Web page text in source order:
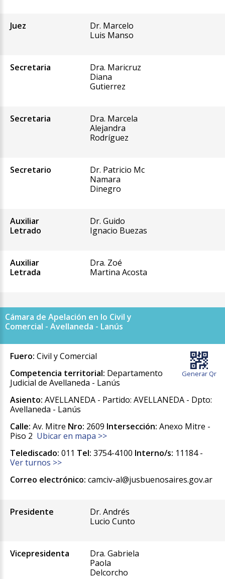
Juez
Dr. Marcelo
Luis Manso
Secretaria
Dra. Maricruz
Diana
Gutierrez
Secretaria
Dra. Marcela
Alejandra
Rodríguez
Secretario
Dr. Patricio Mc
Namara
Dinegro
Auxiliar
Letrado
Dr. Guido
Ignacio Buezas
Auxiliar
Letrada
Dra. Zoé
Martina Acosta
Cámara de Apelación en lo Civil y
Comercial - Avellaneda - Lanús
Generar Qr
Fuero: Civil y Comercial
Competencia territorial: Departamento
Judicial de Avellaneda - Lanús
Asiento: AVELLANEDA - Partido: AVELLANEDA - Dpto:
Avellaneda - Lanús
Calle: Av. Mitre Nro: 2609 Intersección: Anexo Mitre -
Piso 2 Ubicar en mapa >>
Telediscado: 011 Tel: 3754-4100 Interno/s: 11184 -
Ver turnos >>
Correo electrónico: camciv-al@jusbuenosaires.gov.ar
Presidente
Dr. Andrés
Lucio Cunto
Vicepresidenta
Dra. Gabriela
Paola
Delcorcho